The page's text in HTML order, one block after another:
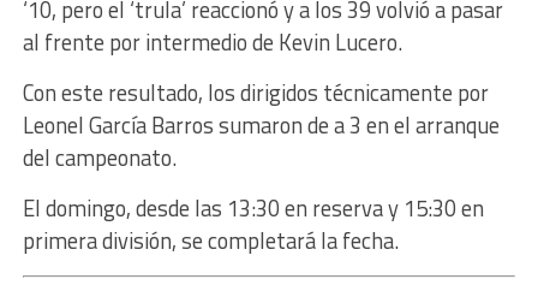
‘10, pero el ‘trula’ reaccionó y a los 39 volvió a pasar
al frente por intermedio de Kevin Lucero.
Con este resultado, los dirigidos técnicamente por
Leonel García Barros sumaron de a 3 en el arranque
del campeonato.
El domingo, desde las 13:30 en reserva y 15:30 en
primera división, se completará la fecha.